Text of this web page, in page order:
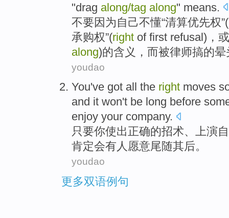
"drag along/tag along" means.
不要因为 自己不懂“清算优先权
承购权”(right of first refusal)，
along)的含义，而被律师搞的晕
youdao
You've got all the right moves
and it won't be long before
enjoy your company.
只要你使出正确的招术、上演
肯定会有人愿意尾随其后。
youdao
更多双语例句